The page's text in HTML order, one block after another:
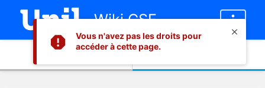
Vous n'avez pas les droits pour
accéder à cette page.
Wiki CSE